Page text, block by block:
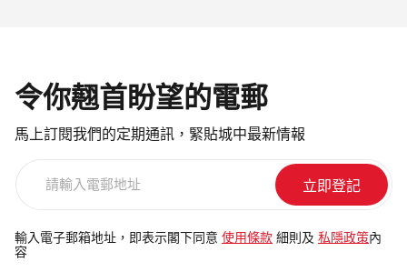
令你翹首盼望的電郵
馬上訂閱我們的定期通訊，緊貼城中最新情報
電
郵
輸入電子郵箱地址，即表示閣下同意 使用條款 細則及 私隱政策 內
容